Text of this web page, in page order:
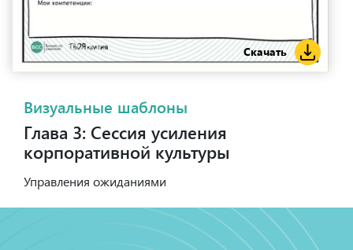
Скачать
Визуальные шаблоны
Глава 3: Сессия усиления
корпоративной культуры
Управления ожиданиями